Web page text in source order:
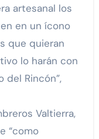
artesanal los
en un ícono
que quieran
lo harán con
del Rincón”,
Valtierra,
“como